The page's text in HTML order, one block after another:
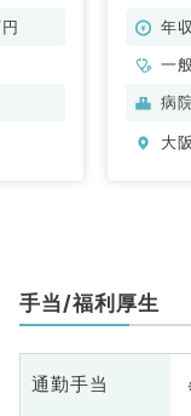
科／常
年
一
病
大
手当/福利厚生
通勤手当